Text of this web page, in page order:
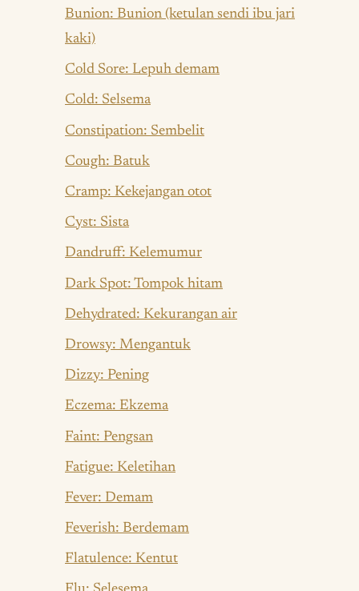
Bunion: Bunion (ketulan sendi ibu jari
kaki)
Cold Sore: Lepuh demam
Cold: Selsema
Constipation: Sembelit
Cough: Batuk
Cramp: Kekejangan otot
Cyst: Sista
Dandruff: Kelemumur
Dark Spot: Tompok hitam
Dehydrated: Kekurangan air
Drowsy: Mengantuk
Dizzy: Pening
Eczema: Ekzema
Faint: Pengsan
Fatigue: Keletihan
Fever: Demam
Feverish: Berdemam
Flatulence: Kentut